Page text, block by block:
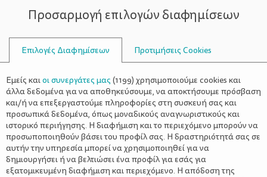
ΣΥΜΒΟΥΛΟΙ
ΠΑΙΔΙΚΆ ΒΙΒΛΊΑ
Προσαρμογή επιλογών διαφημίσεων
Επιλογές Διαφημίσεων Προτιμήσεις Cookies
Εμείς καιοι συνεργάτες μας (1199) χρησιμοποιούμε cookies και
άλλα δεδομένα για να αποθηκεύσουμε, να αποκτήσουμε πρόσβαση
και/ή να επεξεργαστούμε πληροφορίες στη συσκευή σας και
προσωπικά δεδομένα, όπως μοναδικούς αναγνωριστικούς και
ιστορικό περιήγησης. Η διαφήμιση και το περιεχόμενο μπορούν να
προσωποποιηθούν βάσει του προφίλ σας. Η δραστηριότητά σας σε
αυτήν την υπηρεσία μπορεί να χρησιμοποιηθεί για να
δημιουργήσει ή να βελτιώσει ένα προφίλ για εσάς για
εξατομικευμένη διαφήμιση και περιεχόμενο. Η απόδοση της